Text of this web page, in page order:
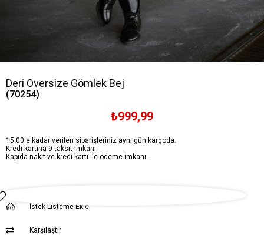
Deri Oversize Gömlek Bej
(70254)
₺999,99
15:00 e kadar verilen siparişleriniz aynı gün kargoda.
Kredi kartına 9 taksit imkanı.
Kapıda nakit ve kredi kartı ile ödeme imkanı.
İstek Listeme Ekle
Karşılaştır